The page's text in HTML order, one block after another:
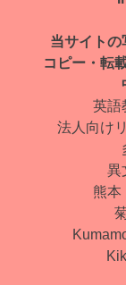
シ
ョ
当サイト
コピー・転
英語
法人向け
異
熊本